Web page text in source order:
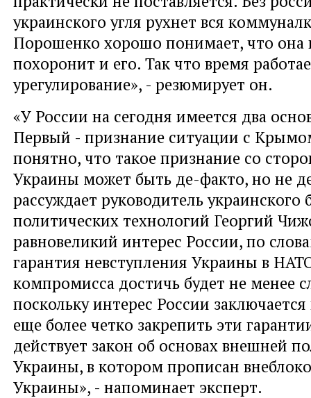
украинского угля рухнет вся
Порошенко хорошо понимает, что она
похоронит и его. Так что время
урегулирование», - резюмирует он.
«У России на сегодня имеется два
Первый - признание ситуации с
понятно, что такое признание со
Украины может быть де-факто, но не
рассуждает руководитель
политических технологий Георгий
равновеликий интерес России, по
гарантия невступления Украины в
компромисса достичь будет не менее
поскольку интерес России
еще более четко закрепить эти
действует закон об основах внешней
Украины, в котором прописан
Украины», - напоминает эксперт.